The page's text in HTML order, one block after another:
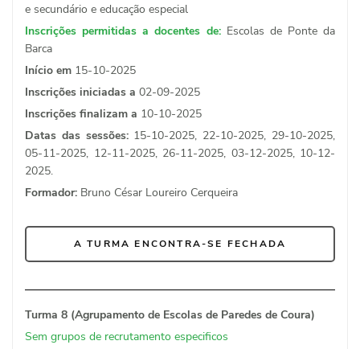
e secundário e educação especial
Inscrições permitidas a docentes de: Escolas de Ponte da
Barca
Início em 15-10-2025
Inscrições iniciadas a 02-09-2025
Inscrições finalizam a 10-10-2025
Datas das sessões: 15-10-2025, 22-10-2025, 29-10-2025,
05-11-2025, 12-11-2025, 26-11-2025, 03-12-2025, 10-12-
2025.
Formador: Bruno César Loureiro Cerqueira
A TURMA ENCONTRA-SE FECHADA
Turma 8 (Agrupamento de Escolas de Paredes de Coura)
Sem grupos de recrutamento especificos